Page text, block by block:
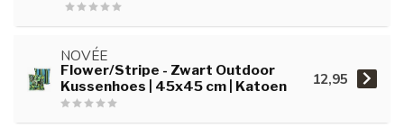
NOVÉE
Flower/Stripe - Zwart Outdoor
Kussenhoes | 45x45 cm | Katoen
12,95